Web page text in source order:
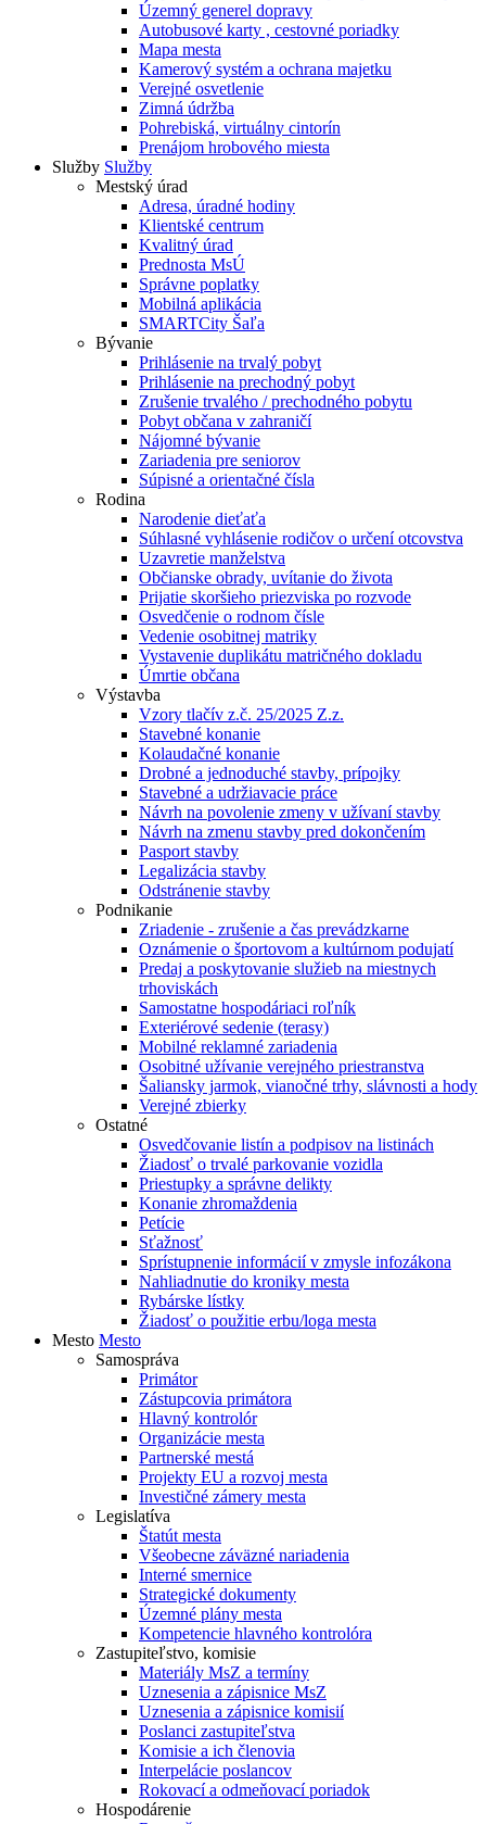
Územný generel dopravy
Autobusové karty , cestovné poriadky
Mapa mesta
Kamerový systém a ochrana majetku
Verejné osvetlenie
Zimná údržba
Pohrebiská, virtuálny cintorín
Prenájom hrobového miesta
Služby Služby
Mestský úrad
Adresa, úradné hodiny
Klientské centrum
Kvalitný úrad
Prednosta MsÚ
Správne poplatky
Mobilná aplikácia
SMARTCity Šaľa
Bývanie
Prihlásenie na trvalý pobyt
Prihlásenie na prechodný pobyt
Zrušenie trvalého / prechodného pobytu
Pobyt občana v zahraničí
Nájomné bývanie
Zariadenia pre seniorov
Súpisné a orientačné čísla
Rodina
Narodenie dieťaťa
Súhlasné vyhlásenie rodičov o určení otcovstva
Uzavretie manželstva
Občianske obrady, uvítanie do života
Prijatie skoršieho priezviska po rozvode
Osvedčenie o rodnom čísle
Vedenie osobitnej matriky
Vystavenie duplikátu matričného dokladu
Úmrtie občana
Výstavba
Vzory tlačív z.č. 25/2025 Z.z.
Stavebné konanie
Kolaudačné konanie
Drobné a jednoduché stavby, prípojky
Stavebné a udržiavacie práce
Návrh na povolenie zmeny v užívaní stavby
Návrh na zmenu stavby pred dokončením
Pasport stavby
Legalizácia stavby
Odstránenie stavby
Podnikanie
Zriadenie - zrušenie a čas prevádzkarne
Oznámenie o športovom a kultúrnom podujatí
Predaj a poskytovanie služieb na miestnych
trhoviskách
Samostatne hospodáriaci roľník
Exteriérové sedenie (terasy)
Mobilné reklamné zariadenia
Osobitné užívanie verejného priestranstva
Šaliansky jarmok, vianočné trhy, slávnosti a hody
Verejné zbierky
Ostatné
Osvedčovanie listín a podpisov na listinách
Žiadosť o trvalé parkovanie vozidla
Priestupky a správne delikty
Konanie zhromaždenia
Petície
Sťažnosť
Sprístupnenie informácií v zmysle infozákona
Nahliadnutie do kroniky mesta
Rybárske lístky
Žiadosť o použitie erbu/loga mesta
Mesto Mesto
Samospráva
Primátor
Zástupcovia primátora
Hlavný kontrolór
Organizácie mesta
Partnerské mestá
Projekty EU a rozvoj mesta
Investičné zámery mesta
Legislatíva
Štatút mesta
Všeobecne záväzné nariadenia
Interné smernice
Strategické dokumenty
Územné plány mesta
Kompetencie hlavného kontrolóra
Zastupiteľstvo, komisie
Materiály MsZ a termíny
Uznesenia a zápisnice MsZ
Uznesenia a zápisnice komisií
Poslanci zastupiteľstva
Komisie a ich členovia
Interpelácie poslancov
Rokovací a odmeňovací poriadok
Hospodárenie